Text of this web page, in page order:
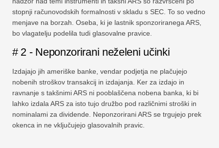
stopnji računovodskih formalnosti v skladu s SEC. To so vedno
menjave na borzah. Oseba, ki je lastnik sponzoriranega ARS,
bo vlagatelju podelila tudi glasovalne pravice.
# 2 - Neponzorirani neželeni učinki
Izdajajo jih ameriške banke, vendar podjetja ne plačujejo
nobenih stroškov transakcij in izdajanja. Ker za izdajo in
ravnanje s takšnimi ARS ni pooblaščena nobena banka, ki bi
lahko izdala ARS za isto tujo družbo pod različnimi stroški in
nominalami za dividende. Neponzorirani ARS se trgujejo prek
okenca in ne vključujejo glasovalnih pravic.